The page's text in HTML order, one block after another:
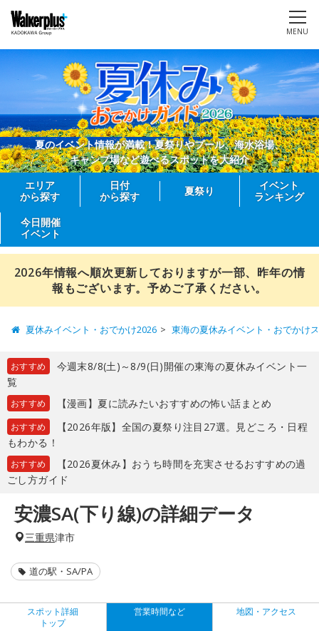
MENU
夏のイベント情報が満載！夏祭りやプール、海水浴場、
キャンプ場など遊べるスポットを大紹介
エリア
から探す
日付
から探す
夏祭り
イベント
ランキング
今日開催
イベント
2026年情報へ順次更新しておりますが一部、昨年の情
報もございます。予めご了承ください。
夏休みイベント・おでかけ2026 東海の夏休みイベント・おでかけ
おすすめ
今週末8/8(土)～8/9(日)開催の東海の夏休みイベント一
覧
おすすめ 【漫画】夏に読みたいおすすめの怖い話まとめ
おすすめ
【2026年版】全国の夏祭り注目27選。見どころ・日程
もわかる！
おすすめ
【2026夏休み】おうち時間を充実させるおすすめの過
ごし方ガイド
安濃SA(下り線)の詳細データ
三重県津市
道の駅・SA/PA
スポット詳細
トップ
営業時間など 地図・アクセス